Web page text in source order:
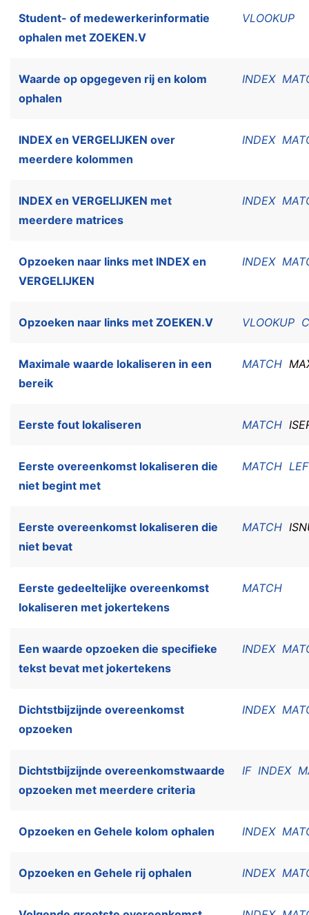
Student- of medewerkerinformatie
ophalen met ZOEKEN.V
VLOOKUP
Waarde op opgegeven rij en kolom
ophalen
INDEX
INDEX en VERGELIJKEN over
meerdere kolommen
INDEX
INDEX en VERGELIJKEN met
meerdere matrices
INDEX
Opzoeken naar links met INDEX en
VERGELIJKEN
INDEX
Opzoeken naar links met ZOEKEN.V VLOOKUP
Maximale waarde lokaliseren in een
bereik
MATCH
Eerste fout lokaliseren MATCH
Eerste overeenkomst lokaliseren die
niet begint met
MATCH
Eerste overeenkomst lokaliseren die
niet bevat
MATCH
Eerste gedeeltelijke overeenkomst
lokaliseren met jokertekens
MATCH
Een waarde opzoeken die specifieke
tekst bevat met jokertekens
INDEX
Dichtstbijzijnde overeenkomst
opzoeken
INDEX
Dichtstbijzijnde overeenkomstwaarde
opzoeken met meerdere criteria
IF INDEX
Opzoeken en Gehele kolom ophalen INDEX
Opzoeken en Gehele rij ophalen INDEX